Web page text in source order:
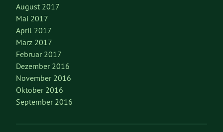
August 2017
Mai 2017
April 2017
März 2017
Februar 2017
Dezember 2016
November 2016
Oktober 2016
September 2016